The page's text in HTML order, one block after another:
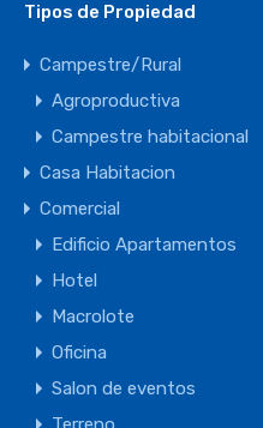
Tipos de Propiedad
Campestre/Rural
Agroproductiva
Campestre habitacional
Casa Habitacion
Comercial
Edificio Apartamentos
Hotel
Macrolote
Oficina
Salon de eventos